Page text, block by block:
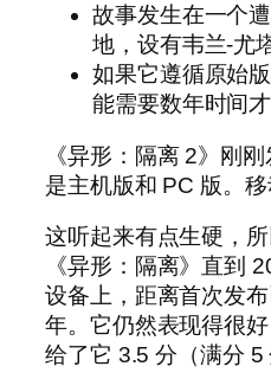
故事发生在一个
地，设有韦兰-尤
如果它遵循原始
能需要数年时间
《异形：隔离 2》刚
是主机版和 PC 版。移
这听起来有点生硬，
《异形：隔离》直到
设备上，距离首次发
年。它仍然表现得很
给了它 3.5 分（满分 5